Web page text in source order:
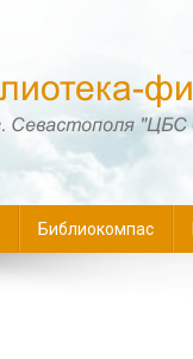
Библиокомпас